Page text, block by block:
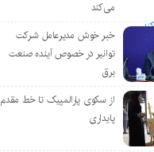
می‌کند
خبر خوش مدیرعامل شرکت
توانیر در خصوص آینده صنعت
برق
از سکوی پارالمپیک تا خط مقدم
پایداری